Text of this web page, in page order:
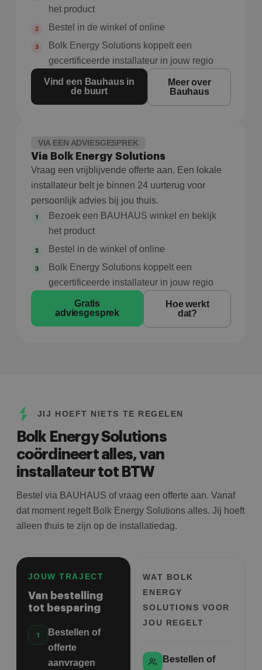
het product
Bestel in de winkel of online
Bolk Energy Solutions koppelt een
gecertificeerde installateur in jouw regio
Vind een Bauhaus in
de buurt
Meer over
Bauhaus
VIA EEN ADVIESGESPREK
Via Bolk Energy Solutions
Vraag een vrijblijvende offerte aan. Een lokale
installateur belt je binnen 24 uurterug voor
persoonlijk advies bij jou thuis.
Bezoek een BAUHAUS winkel en bekijk
het product
Bestel in de winkel of online
Bolk Energy Solutions koppelt een
gecertificeerde installateur in jouw regio
Gratis
adviesgesprek
Hoe werkt
dat?
JIJ HOEFT NIETS TE REGELEN
Bolk Energy Solutions
coördineert alles, van
installateur tot BTW
Bestel via BAUHAUS of vraag een offerte aan. Vanaf
dat moment regelt Bolk Energy Solutions alles. Jij hoeft
alleen thuis te zijn op de installatiedag.
JOUW TRAJECT
Van bestelling
tot besparing
Bestellen of
offerte
aanvragen
WAT BOLK
ENERGY
SOLUTIONS VOOR
JOU REGELT
Bestellen of